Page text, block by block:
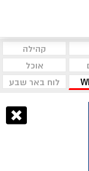
קהילה
אוכל
לוח באר שבע